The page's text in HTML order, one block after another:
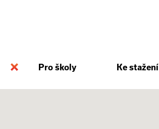
Pro školy Ke stažení